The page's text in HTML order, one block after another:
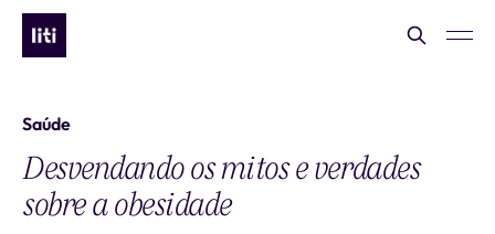
Saúde
Desvendando os mitos e verdades
sobre a obesidade